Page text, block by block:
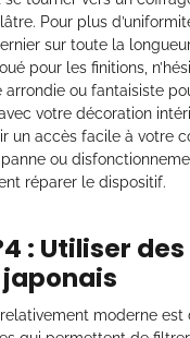
Pour plus
sur toute la
pour les finitions,
arrondie ou fantaisiste
votre décoration
un accès facile à votre
ou
réparer le dispositif.
: Utiliser des
moderne est